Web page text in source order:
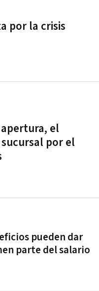
por la crisis
apertura, el
por el
pueden dar
parte del salario